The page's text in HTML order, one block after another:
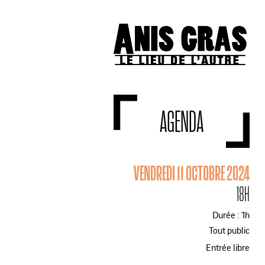
AGENDA
VENDREDI 11 OCTOBRE 2024
18H
Durée : 1h
Tout public
Entrée libre